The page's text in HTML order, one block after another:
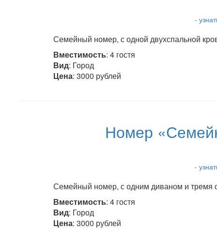
-
Семейный номер, с одной двухспальной
Вместимость: 4 гостя
Вид: Город
Цена: 3000 рублей
Номер
-
Семейный номер, с одним диваном и тремя
Вместимость: 4 гостя
Вид: Город
Цена: 3000 рублей